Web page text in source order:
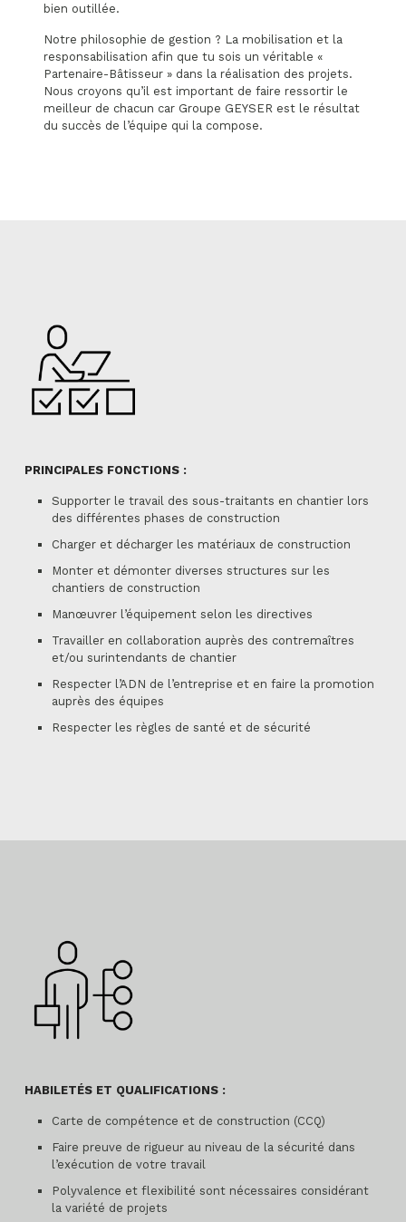
bien outillée.
Notre philosophie de gestion ? La mobilisation et la
responsabilisation afin que tu sois un véritable «
Partenaire-Bâtisseur » dans la réalisation des projets.
Nous croyons qu’il est important de faire ressortir le
meilleur de chacun car Groupe GEYSER est le résultat
du succès de l’équipe qui la compose.
PRINCIPALES FONCTIONS :
Supporter le travail des sous-traitants en chantier lors
des différentes phases de construction
Charger et décharger les matériaux de construction
Monter et démonter diverses structures sur les
chantiers de construction
Manœuvrer l’équipement selon les directives
Travailler en collaboration auprès des contremaîtres
et/ou surintendants de chantier
Respecter l’ADN de l’entreprise et en faire la promotion
auprès des équipes
Respecter les règles de santé et de sécurité
HABILETÉS ET QUALIFICATIONS :
Carte de compétence et de construction (CCQ)
Faire preuve de rigueur au niveau de la sécurité dans
l’exécution de votre travail
Polyvalence et flexibilité sont nécessaires considérant
la variété de projets